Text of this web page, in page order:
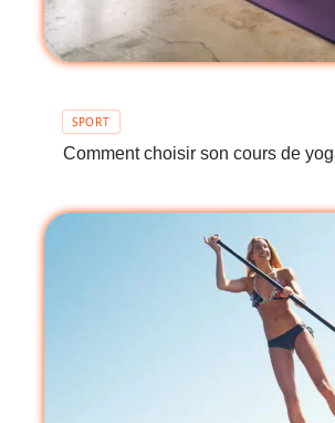
SPORT
Comment choisir son cours de